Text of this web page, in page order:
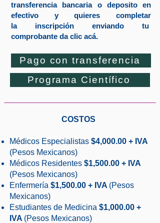
transferencia bancaria o deposito en
efectivo y quieres completar
la inscripción enviando tu
comprobante daclic acá.
Pago con transferencia
Programa Científico
COSTOS
​Médicos Especialistas $4,000.00 + IVA
(Pesos Mexicanos)
Médicos Residentes $1,500.00 + IVA
(Pesos Mexicanos)
Enfermería $1,500.00 + IVA (Pesos
Mexicanos)
Estudiantes de Medicina $1,000.00 +
IVA (Pesos Mexicanos)